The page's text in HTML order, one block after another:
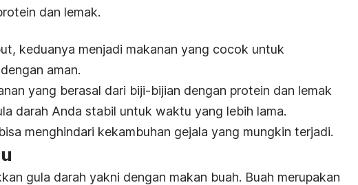
dan lemak.
keduanya menjadi makanan yang cocok untuk
aman.
yang berasal dari biji-bijian dengan protein dan lemak
darah Anda stabil untuk waktu yang lebih lama.
menghindari kekambuhan gejala yang mungkin terjadi.
gula darah yakni dengan makan buah. Buah merupakan